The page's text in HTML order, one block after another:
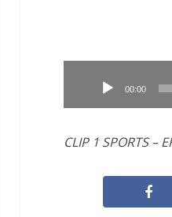
00:00
CLIP 1 SPORTS –